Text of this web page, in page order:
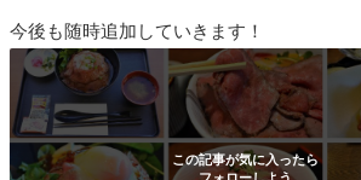
今後も随時追加していきます！
この記事が気に入ったら